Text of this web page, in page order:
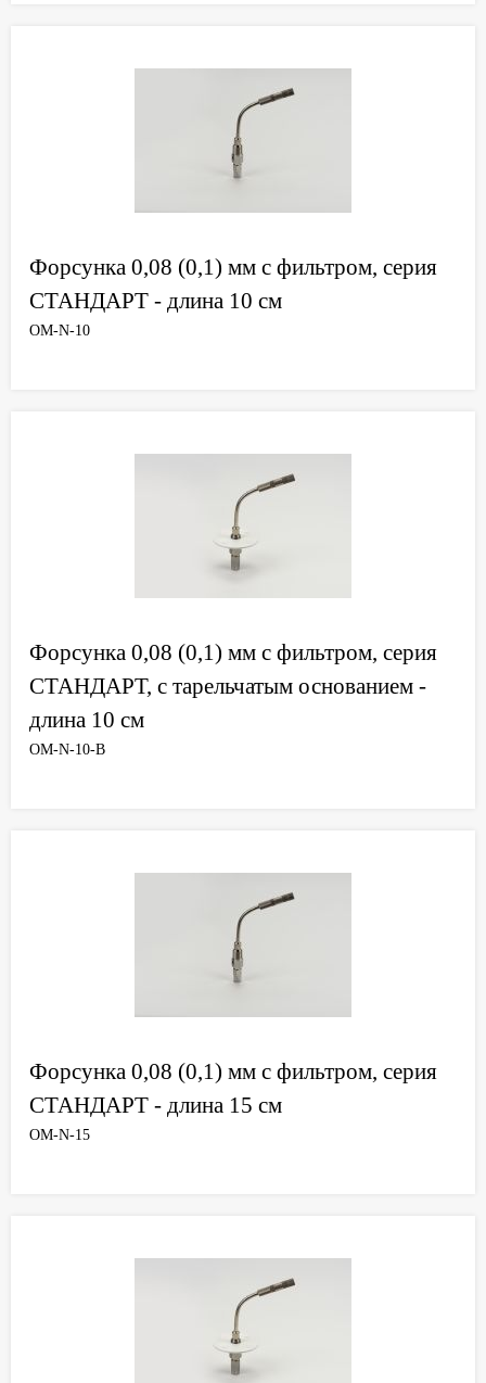
Форсунка 0,08 (0,1) мм с фильтром, серия
СТАНДАРТ - длина 10 см
OM-N-10
Форсунка 0,08 (0,1) мм с фильтром, серия
СТАНДАРТ, с тарельчатым основанием -
длина 10 см
OM-N-10-B
Форсунка 0,08 (0,1) мм с фильтром, серия
СТАНДАРТ - длина 15 см
OM-N-15